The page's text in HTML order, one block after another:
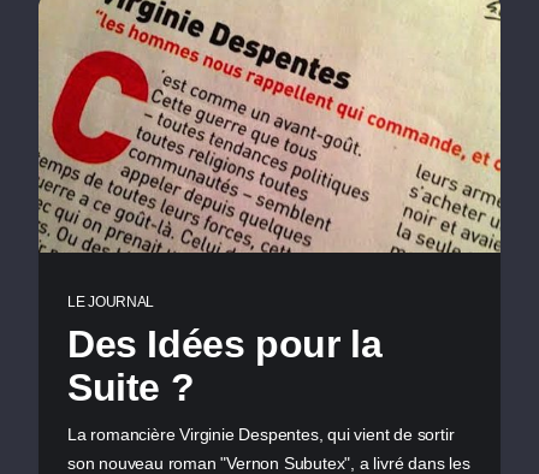
LE JOURNAL
Des Idées pour la
Suite ?
La romancière Virginie Despentes, qui vient de sortir
son nouveau roman "Vernon Subutex", a livré dans les